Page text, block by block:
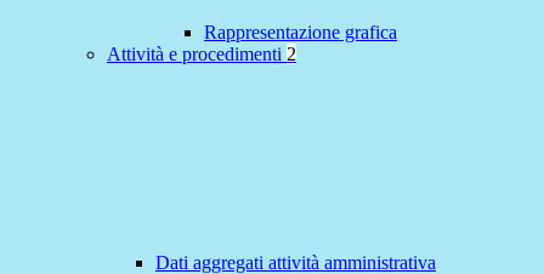
Rappresentazione grafica
Attività e procedimenti 2
Dati aggregati attività amministrativa